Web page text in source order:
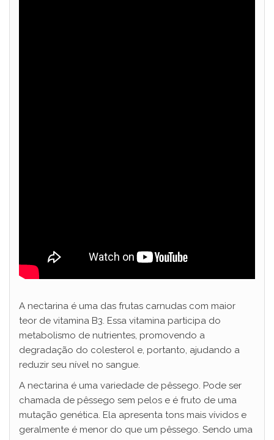
A nectarina é uma das frutas carnudas com maior
teor de vitamina B3. Essa vitamina participa do
metabolismo de nutrientes, promovendo a
degradação do colesterol e, portanto, ajudando a
reduzir seu nível no sangue.
A nectarina é uma variedade de pêssego. Pode ser
chamada de pêssego sem pelos e é fruto de uma
mutação genética. Ela apresenta tons mais vívidos e
geralmente é menor do que um pêssego. Sendo uma